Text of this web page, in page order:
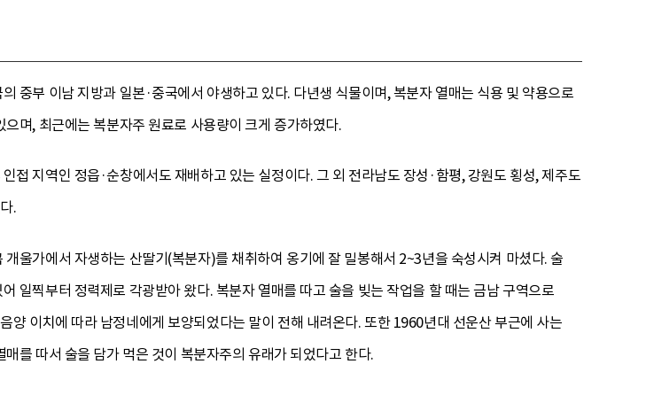
중부 이남 지방과 일본·중국에서 야생하고 있다. 다년생 식물이며, 복분자 열매는 식용 및 약용으로
며, 최근에는 복분자주 원료로 사용량이 크게 증가하였다.
접 지역인 정읍·순창에서도 재배하고 있는 실정이다. 그 외 전라남도 장성·함평, 강원도 횡성, 제주도
.
울가에서 자생하는 산딸기(복분자)를 채취하여 옹기에 잘 밀봉해서 2~3년을 숙성시켜 마셨다. 술
일찍부터 정력제로 각광받아 왔다. 복분자 열매를 따고 술을 빚는 작업을 할 때는 금남 구역으로
양 이치에 따라 남정네에게 보양되었다는 말이 전해 내려온다. 또한 1960년대 선운산 부근에 사는
를 따서 술을 담가 먹은 것이 복분자주의 유래가 되었다고 한다.